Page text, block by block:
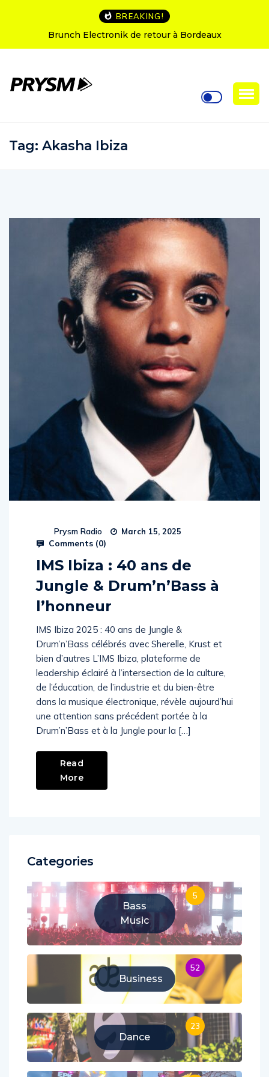
BREAKING!
Electronik de retour à Bordeaux
Tag: Akasha Ibiza
Prysm Radio March 15, 2025
Comments (0)
IMS Ibiza : 40 ans de
Jungle & Drum’n’Bass à
l’honneur
IMS Ibiza 2025 : 40 ans de Jungle &
Drum’n’Bass célébrés avec Sherelle, Krust et
bien d’autres L’IMS Ibiza, plateforme de
leadership éclairé à l’intersection de la culture,
de l’éducation, de l’industrie et du bien-être
dans la musique électronique, révèle aujourd’hui
une attention sans précédent portée à la
Drum’n’Bass et à la Jungle pour la […]
Read
More
Categories
Bass
Music
5
Business
52
Dance
23